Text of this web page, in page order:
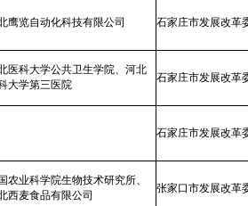
鹰览自动化科技有限公司 石家庄市发展改革
医科大学公共卫生学院、河北
大学第三医院
石家庄市发展改革
石家庄市发展改革
农业科学院生物技术研究所、
西麦食品有限公司
张家口市发展改革